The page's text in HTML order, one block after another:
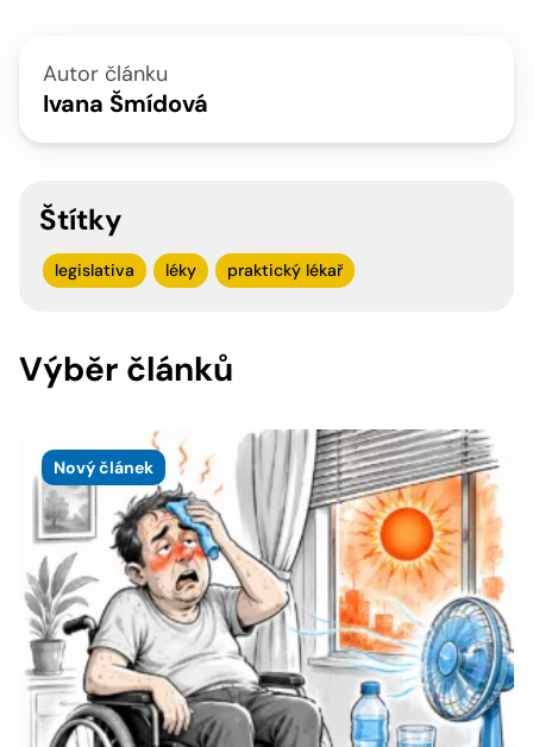
Autor článku
Ivana Šmídová
Štítky
legislativa léky praktický lékař
Výběr článků
Nový článek